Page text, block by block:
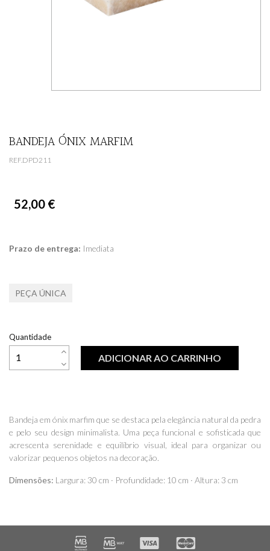
BANDEJA ÓNIX MARFIM
REF.DPD211
52,00 €
Prazo de entrega: Imediata
PEÇA ÚNICA
Quantidade
ADICIONAR AO CARRINHO
Bandeja em ónix marfim que se destaca pela elegância natural da pedra
e pelo seu design minimalista. Uma peça funcional e sofisticada que
acrescenta serenidade e equilíbrio visual, ideal para organizar ou
valorizar pequenos objetos na decoração.
Dimensões: Largura: 30 cm · Profundidade: 10 cm · Altura: 3 cm